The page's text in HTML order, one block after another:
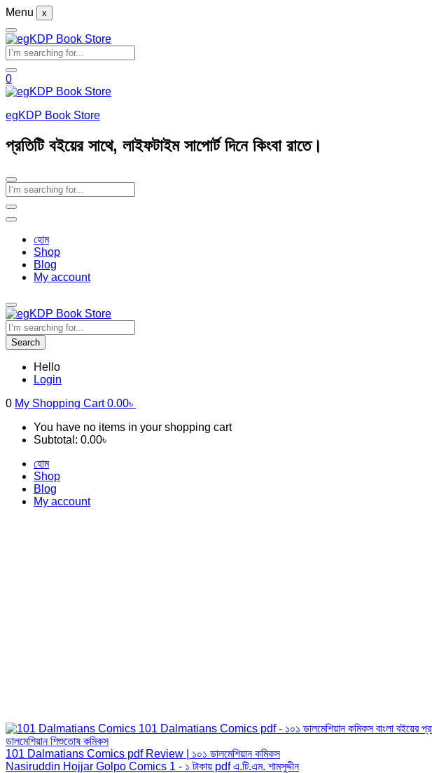
Menu x
0
egKDP Book Store
প্রতিটি বইয়ের সাথে, লাইফটাইম সাপোর্ট দিনে কিংবা রাতে।
হোম
Shop
Blog
My account
Search
Hello
Login
0 My Shopping Cart0.00৳
You have no items in your shopping cart
Subtotal: 0.00৳
হোম
Shop
Blog
My account
101 Dalmatians Comics pdf Review | ১০১ ডালমেশিয়ান কমিকস
Nasiruddin Hojjar Golpo Comics 1 - ১ টাকায় pdf এ.টি.এম. শামসুদ্দীন